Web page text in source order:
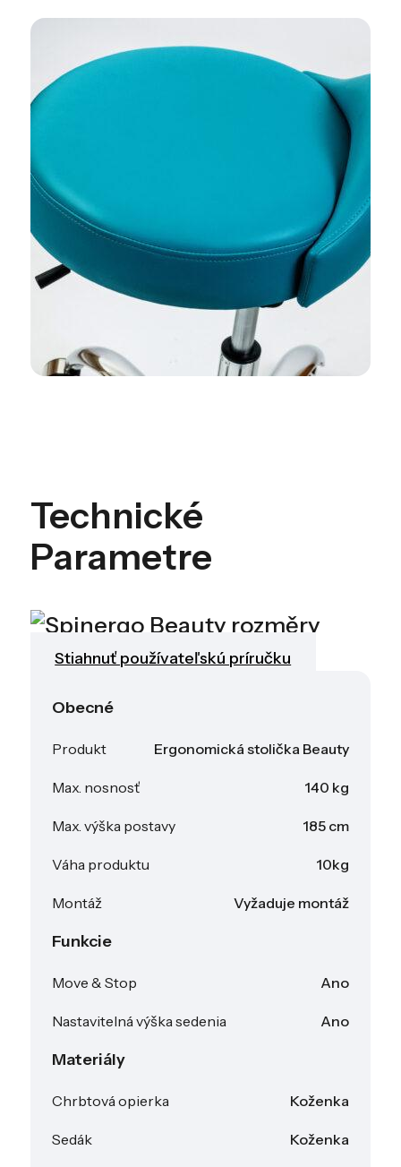
Technické
Parametre
Stiahnuť používateľskú príručku
Obecné
Produkt Ergonomická stolička Beauty
Max. nosnosť 140 kg
Max. výška postavy 185 cm
Váha produktu 10kg
Montáž Vyžaduje montáž
Funkcie
Move & Stop Ano
Nastavitelná výška sedenia Ano
Materiály
Chrbtová opierka Koženka
Sedák Koženka